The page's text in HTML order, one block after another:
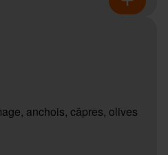
anchois, câpres, olives